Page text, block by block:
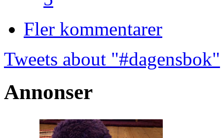
Fler kommentarer
Tweets about "#dagensbok"
Annonser